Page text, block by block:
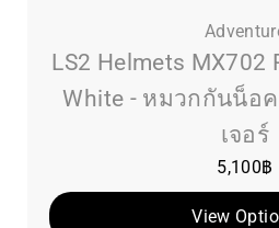
LS2 Helmets MX702
White - หมวกกันน็อ
เจอร์
5,100฿
View